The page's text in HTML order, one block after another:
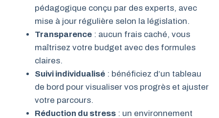
pédagogique conçu par des experts, avec
mise à jour régulière selon la législation.
Transparence : aucun frais caché, vous
maîtrisez votre budget avec des formules
claires.
Suivi individualisé : bénéficiez d’un tableau
de bord pour visualiser vos progrès et ajuster
votre parcours.
Réduction du stress : un environnement